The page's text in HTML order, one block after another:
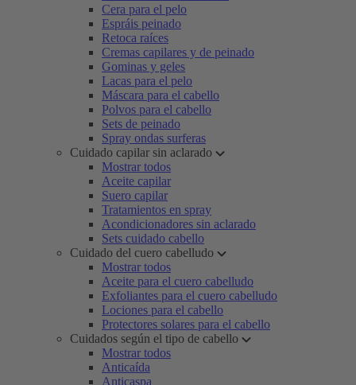
Cera para el pelo
Espráis peinado
Retoca raíces
Cremas capilares y de peinado
Gominas y geles
Lacas para el pelo
Máscara para el cabello
Polvos para el cabello
Sets de peinado
Spray ondas surferas
Cuidado capilar sin aclarado
Mostrar todos
Aceite capilar
Suero capilar
Tratamientos en spray
Acondicionadores sin aclarado
Sets cuidado cabello
Cuidado del cuero cabelludo
Mostrar todos
Aceite para el cuero cabelludo
Exfoliantes para el cuero cabelludo
Lociones para el cabello
Protectores solares para el cabello
Cuidados según el tipo de cabello
Mostrar todos
Anticaída
Anticaspa